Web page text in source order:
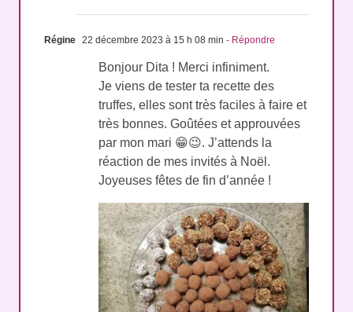
Régine 22 décembre 2023 à 15 h 08 min - Répondre
Bonjour Dita ! Merci infiniment.
Je viens de tester ta recette des
truffes, elles sont très faciles à faire et
très bonnes. Goûtées et approuvées
par mon mari 😁😉. J’attends la
réaction de mes invités à Noël.
Joyeuses fêtes de fin d’année !